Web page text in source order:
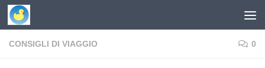
Skip to content
CONSIGLI DI VIAGGIO 0